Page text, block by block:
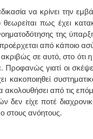
να κρίνει την
πως έχει
της
από κάποιο
σε αυτό, στο ότι
γιατί οι
κακοποιηθεί
από τις
δεν είχε ποτέ
στους ανόητους.
Σταυρουλάκη-
Πτυχιούχος
ΑΤΕΙ
Σύμβαση με
Ασκληπιού 39
Μυτιλήνη
τηλ. 22510-54898-